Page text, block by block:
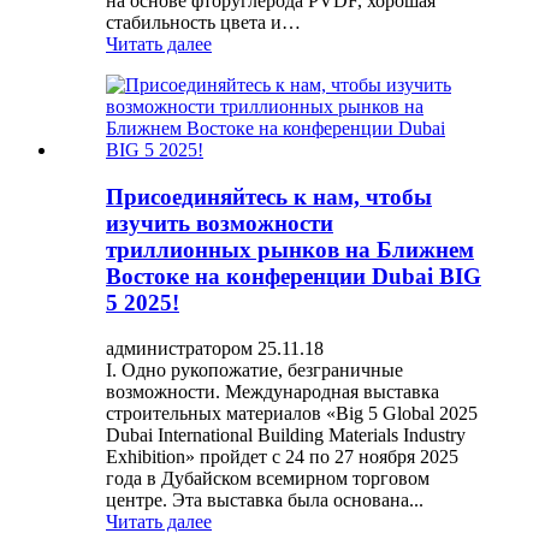
стабильность цвета и…
Читать далее
Присоединяйтесь к нам, чтобы
изучить возможности
триллионных рынков на Ближнем
Востоке на конференции Dubai BIG
5 2025!
администратором 25.11.18
I. Одно рукопожатие, безграничные
возможности. Международная выставка
строительных материалов «Big 5 Global 2025
Dubai International Building Materials Industry
Exhibition» пройдет с 24 по 27 ноября 2025
года в Дубайском всемирном торговом
центре. Эта выставка была основана...
Читать далее